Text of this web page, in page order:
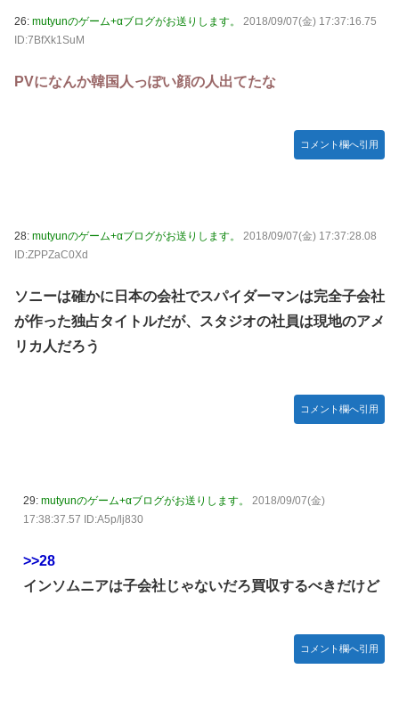
26: mutyunのゲーム+αブログがお送りします。
2018/09/07(金) 17:37:16.75
ID:7BfXk1SuM
PVになんか韓国人っぽい顔の人出てたな
コメント欄へ引用
28: mutyunのゲーム+αブログがお送りします。
2018/09/07(金) 17:37:28.08
ID:ZPPZaC0Xd
ソニーは確かに日本の会社でスパイダーマンは完全子会社
が作った独占タイトルだが、スタジオの社員は現地のアメ
リカ人だろう
コメント欄へ引用
29: mutyunのゲーム+αブログがお送りします。
2018/09/07(金)
17:38:37.57 ID:A5p/lj830
>>28
インソムニアは子会社じゃないだろ買収するべきだけど
コメント欄へ引用